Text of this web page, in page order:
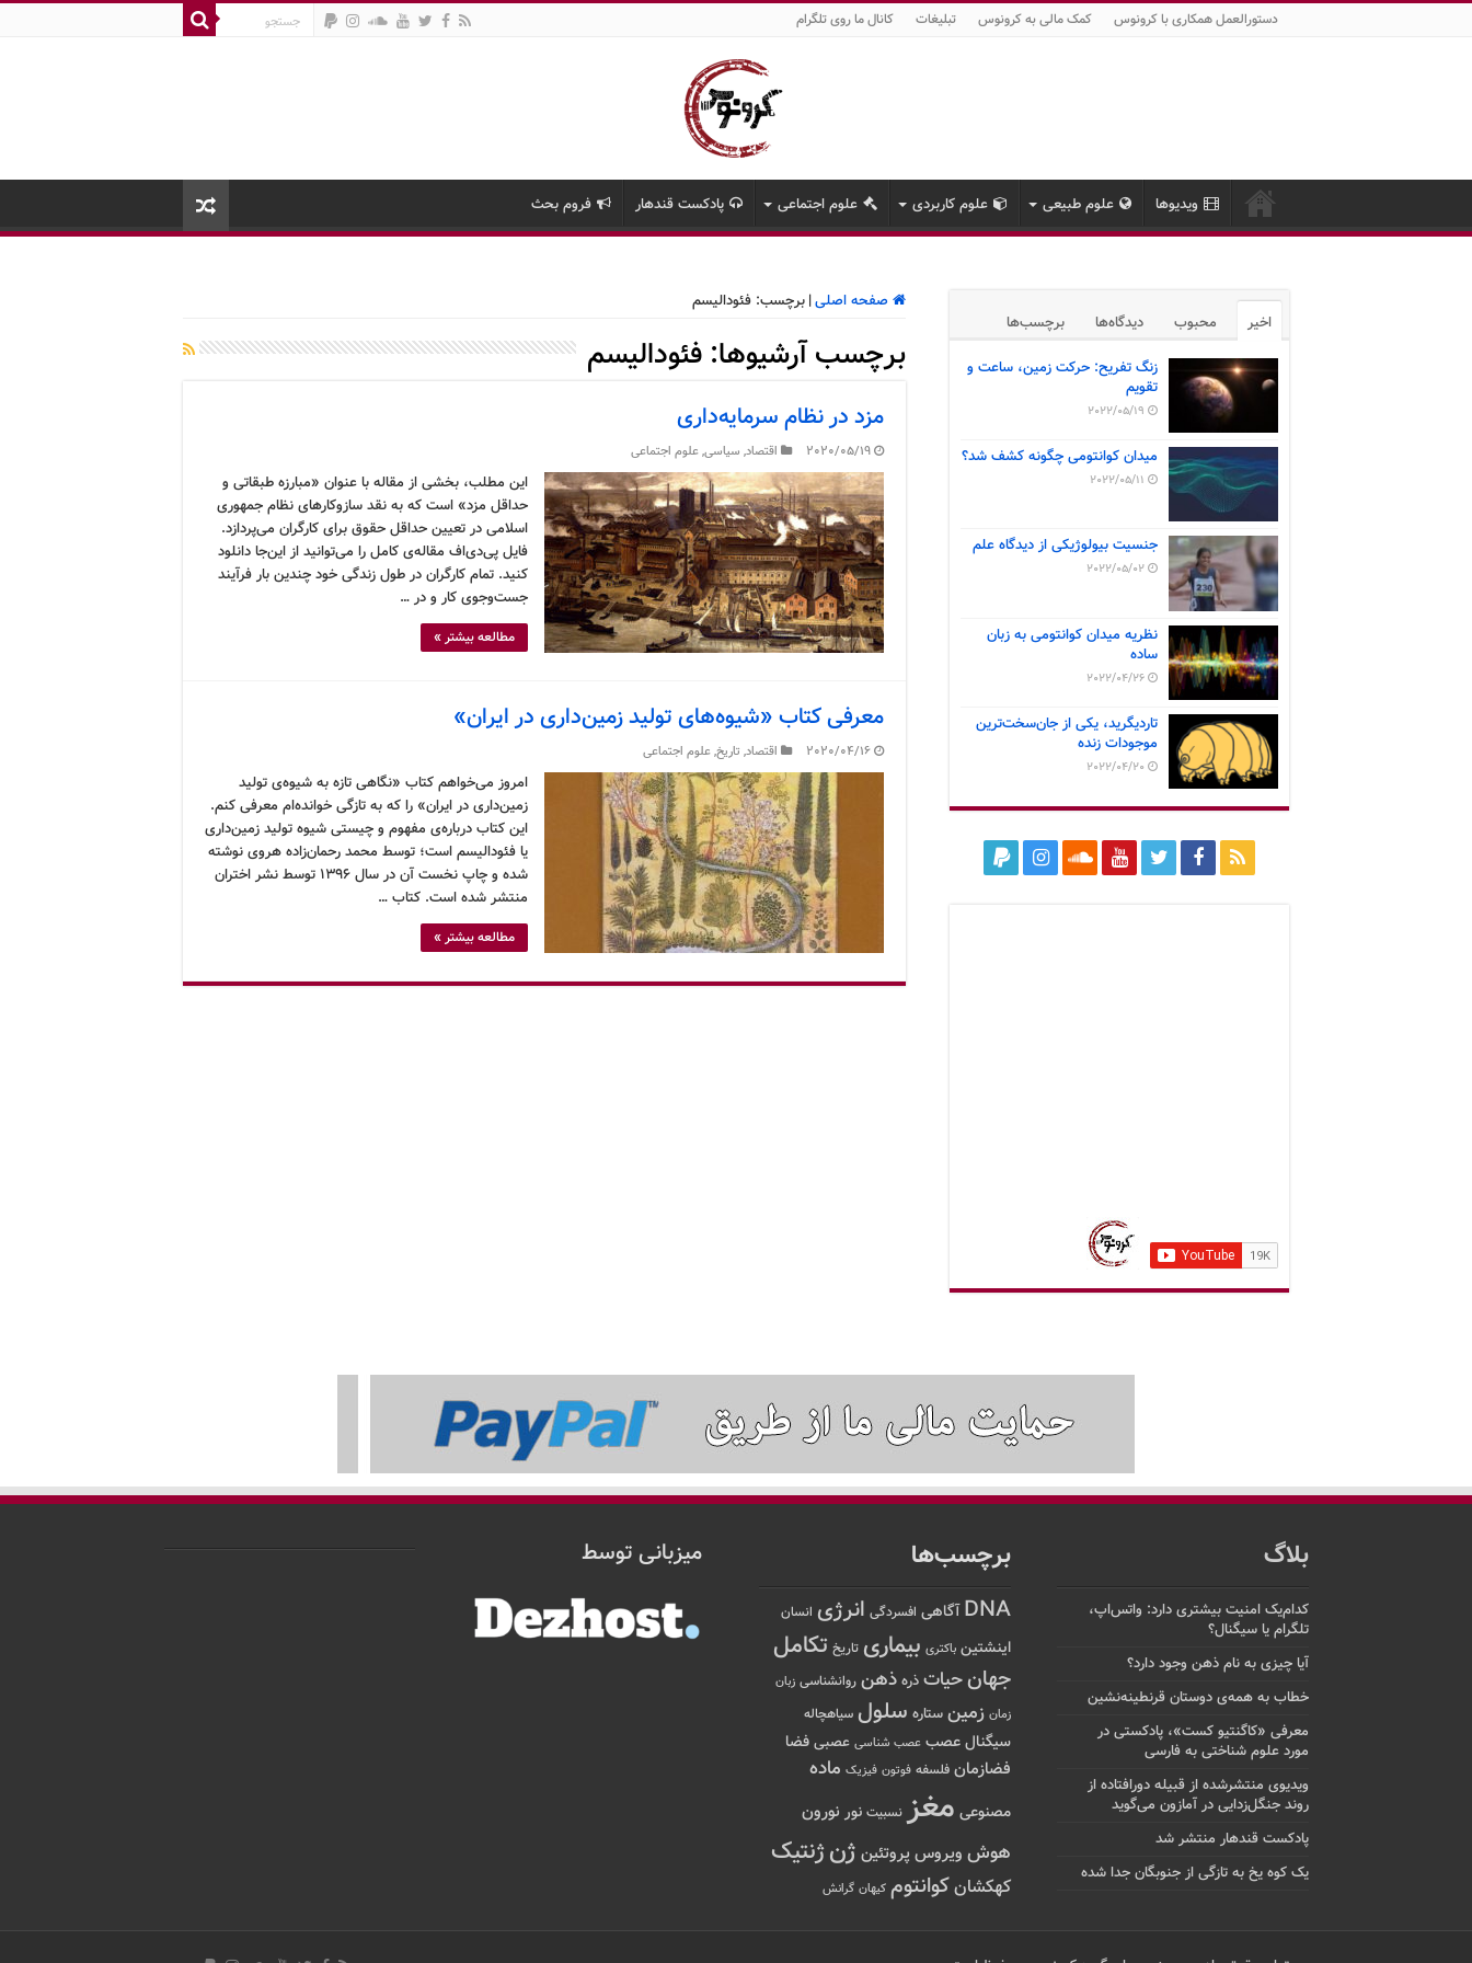
دستورالعمل همکاری با کرونوس کمک مالی به کرونوس تبلیغات کانال ما روی تلگرام
ویدیوها علوم طبیعی علوم کاربردی علوم اجتماعی پادکست قندهار فروم بحث
صفحه اصلی| برچسب: فئودالیسم
برچسب آرشیوها: فئودالیسم
مزد در نظام سرمایه‌داری
2020/05/19 اقتصاد, سیاسی,علوم اجتماعی
این مطلب، بخشی از مقاله با عنوان «مبارزه طبقاتی و
حداقل مزد» است که به نقد سازوکارهای نظام جمهوری
اسلامی در تعیین حداقل حقوق برای کارگران می‌پردازد.
فایل پی‌دی‌اف مقاله‌ی کامل را می‌توانید از این‌جا دانلود
کنید. تمام کارگران در طول زندگی خود چندین بار فرآیند
جست‌وجوی کار و در …
مطالعه بیشتر »
معرفی کتاب «شیوه‌های تولید زمین‌داری در ایران»
2020/04/16 اقتصاد, تاریخ,علوم اجتماعی
امروز می‌خواهم کتاب «نگاهی تازه به شیوه‌ی تولید
زمین‌داری در ایران» را که به تازگی خوانده‌ام معرفی کنم.
این کتاب درباره‌ی مفهوم و چیستی شیوه تولید زمین‌داری
یا فئودالیسم است؛ توسط محمد رحمان‌زاده هروی نوشته
شده و چاپ نخست آن در سال ۱۳۹۶ توسط نشر اختران
منتشر شده است. کتاب …
مطالعه بیشتر »
اخیر محبوب دیدگاه‌ها برچسب‌ها
زنگ تفریح: حرکت زمین، ساعت و
تقویم
2022/05/19
میدان کوانتومی چگونه کشف شد؟
2022/05/11
جنسیت بیولوژیکی از دیدگاه علم
2022/05/02
نظریه میدان کوانتومی به زبان
ساده
2022/04/26
تاردیگرید، یکی از جان‌سخت‌ترین
موجودات زنده
2022/04/20
بلاگ
کدام‌یک امنیت بیشتری دارد: واتس‌اپ،
تلگرام یا سیگنال؟
آیا چیزی به نام ذهن وجود دارد؟
خطاب به همه‌ی دوستان قرنطینه‌نشین
معرفی «کاگنتیو کست»، پادکستی در
مورد علوم شناختی به فارسی
ویدیوی منتشرشده از قبیله دورافتاده‌ از
روند جنگل‌زدایی در آمازون می‌گوید
پادکست قندهار منتشر شد
یک کوه یخ به تازگی از جنوبگان جدا شده
برچسب‌ها
DNA آگاهی افسردگی انرژی انسان
اینشتین باکتری بیماری تاریخ تکامل
جهانحیات ذره ذهن روانشناسی زبان
زمان زمین ستاره سلول سیاهچاله
سیگنالعصب عصب شناسی عصبی فضا
فضازمان فلسفه فوتون فیزیک ماده
مصنوعی مغز نسبیت نور نورون
هوش ویروس پروتئین ژنژنتیک
کهکشانکوانتوم کیهان گرانش
میزبانی توسط